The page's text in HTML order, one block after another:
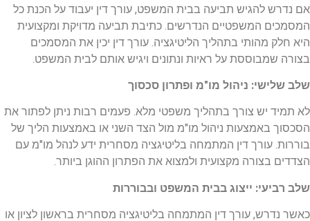
אם נדרש להגיש תביעה בבית המשפט, עורך דין יעבוד על הכנת כל
המסמכים המשפטיים הנדרשים. כתיבת תביעה מדויקת ומקצועית
היא חלק מהותי בתהליך הליטיגציה. עורך דין יכין את המסמכים
בצורה שמבוססת על ראיות ונתונים ויגיש אותם לבית המשפט.
שלב שלישי: ניהול מו"מ ופתרון סכסוך
לא תמיד יש צורך בתהליך משפטי מלא. פעמים רבות ניתן לפתור את
הסכסוך באמצעות ניהול מו"מ מול הצד השני או באמצעות הליך של
בוררות. עורך דין המתמחה בליטיגציה מסחרית ידע לנהל מו"מ עם
הצדדים בצורה מקצועית ולמצוא את הפתרון ההוגן ביותר.
שלב רביעי: ייצוג בבית המשפט ובבוררות
כאשר נדרש, עורך דין המתמחה בליטיגציה מסחרית בראשון לציון או